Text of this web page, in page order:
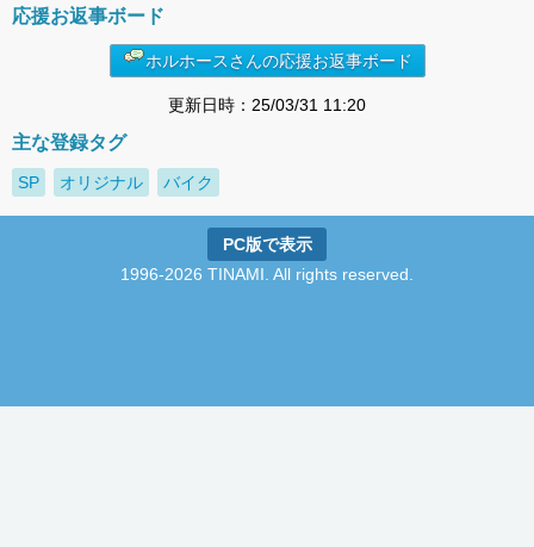
応援お返事ボード
ホルホースさんの応援お返事ボード
更新日時：25/03/31 11:20
主な登録タグ
SP オリジナル バイク
PC版で表示
1996-2026 TINAMI. All rights reserved.